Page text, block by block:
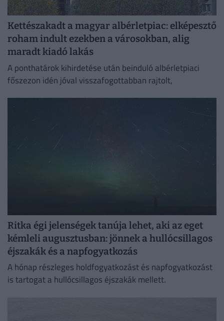
Kettészakadt a magyar albérletpiac: elképesztő
roham indult ezekben a városokban, alig
maradt kiadó lakás
A ponthatárok kihirdetése után beinduló albérletpiaci
főszezon idén jóval visszafogottabban rajtolt,
Ritka égi jelenségek tanúja lehet, aki az eget
kémleli augusztusban: jönnek a hullócsillagos
éjszakák és a napfogyatkozás
A hónap részleges holdfogyatkozást és napfogyatkozást
is tartogat a hullócsillagos éjszakák mellett.